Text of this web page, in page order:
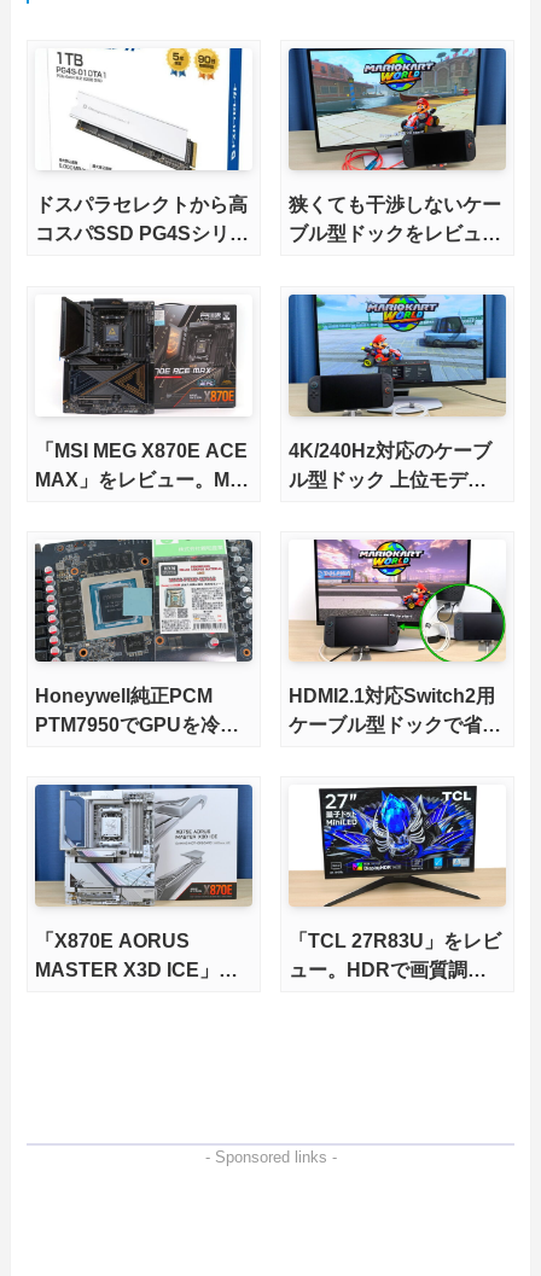
ドスパラセレクトから高
コスパSSD PG4Sシリー
狭くても干渉しないケー
ブル型ドックをレビュ
「MSI MEG X870E ACE
MAX」をレビュー。M.2
版X870Eマザーボードを
徹底検証
4K/240Hz対応のケーブ
ル型ドック 上位モデル
ゲーミングノートPCの
併用にオススメ！
Honeywell純正PCM
PTM7950でGPUを冷や
HDMI2.1対応Switch2用
ケーブル型ドックで省ス
ップデートにも対応可
能！
「X870E AORUS
MASTER X3D ICE」を
「TCL 27R83U」をレビ
ュー。HDRで画質調整
- Sponsored links -